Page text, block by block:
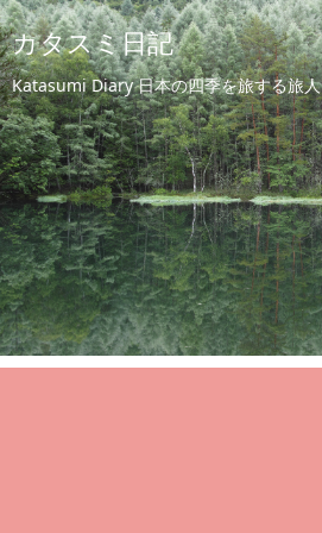
カタスミ日記
Katasumi Diary 日本の四季を旅する旅人